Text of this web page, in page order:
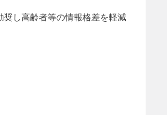
し高齢者等の情報格差を軽減